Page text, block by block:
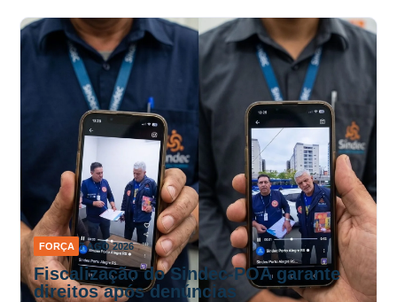
FORÇA 7 AGO 2026
Fiscalização do Sindec-POA garante
direitos após denúncias